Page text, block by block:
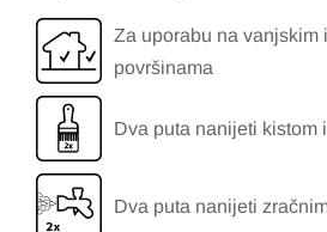
Za uporabu na vanjskim
površinama
Dva puta nanijeti kistom
Dva puta nanijeti